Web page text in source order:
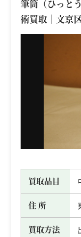
筆筒（ひっ
術買取｜文京
買取品目
住 所
買取方法